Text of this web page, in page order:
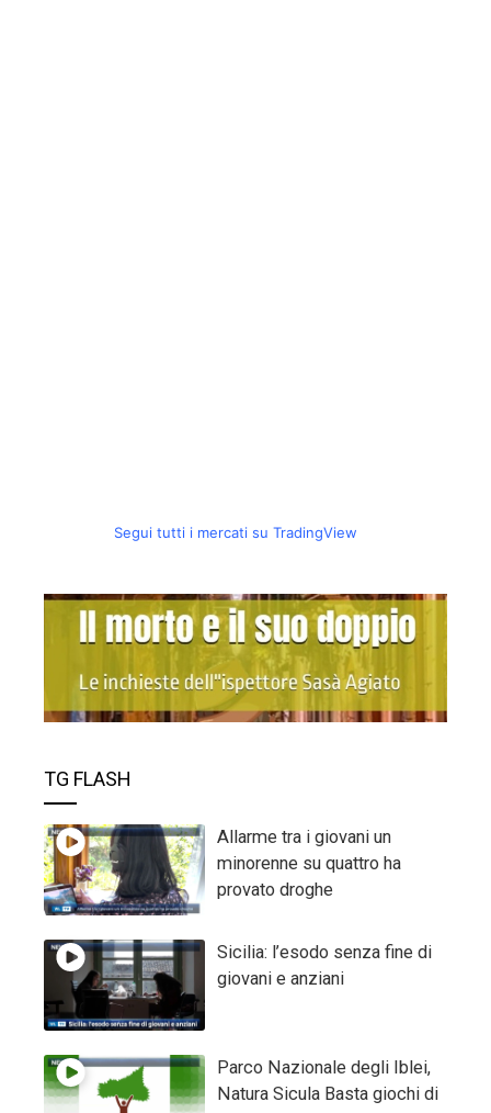
Segui tutti i mercati su TradingView
TG FLASH
Allarme tra i giovani un
minorenne su quattro ha
provato droghe
Sicilia: l’esodo senza fine di
giovani e anziani
Parco Nazionale degli Iblei,
Natura Sicula Basta giochi di